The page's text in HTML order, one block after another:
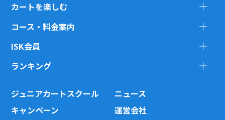
カートを楽しむ
コース・料金案内
ISK会員
ランキング
ジュニアカートスクール
ニュース
キャンペーン
運営会社